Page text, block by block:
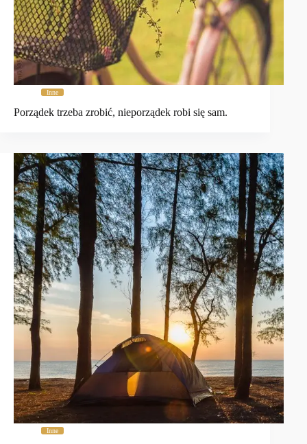
Inne
Porządek trzeba zrobić, nieporządek robi się sam.
Inne